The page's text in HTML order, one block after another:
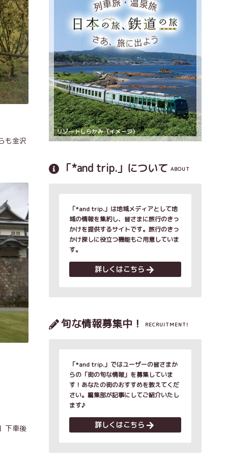
も金沢
下車後
「*and trip.」について ABOUT
「*and trip.」は地域メディアとして地
域の情報を集約し、皆さまに旅行のきっ
かけを提供するサイトです。旅行のきっ
かけ探しに役立つ機能もご用意していま
す。
詳しくはこちら
旬な情報募集中！ RECRUITMENT!
「*and trip.」ではユーザーの皆さまか
らの「街の旬な情報」を募集していま
す！あなたの街のおすすめを教えてくだ
さい。編集部が記事にしてご紹介いたし
ます♪
詳しくはこちら